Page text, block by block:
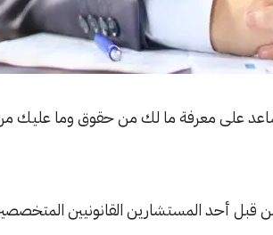
تساعد على معرفة ما لك من حقوق وما عليك
قبل أحد المستشارين القانونيين